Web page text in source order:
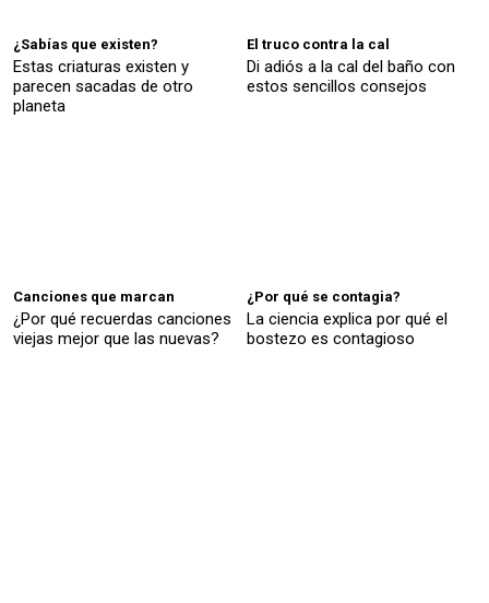
¿Sabías que existen?
Estas criaturas existen y
parecen sacadas de otro
planeta
El truco contra la cal
Di adiós a la cal del baño con
estos sencillos consejos
Canciones que marcan
¿Por qué recuerdas canciones
viejas mejor que las nuevas?
¿Por qué se contagia?
La ciencia explica por qué el
bostezo es contagioso